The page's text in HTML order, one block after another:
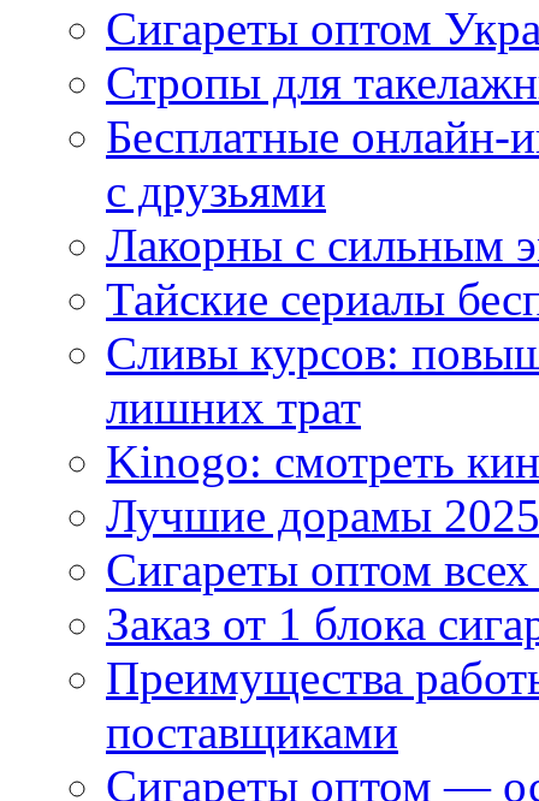
Сигареты оптом
Стропы для
Бесплатные
с друзьями
Лакорны с сильным
Тайские сериалы
Сливы курсов:
лишних трат
Kinogo: смотреть
Лучшие дорамы
Сигареты оптом
Заказ от 1 блока
Преимущества
поставщиками
Сигареты оптом —